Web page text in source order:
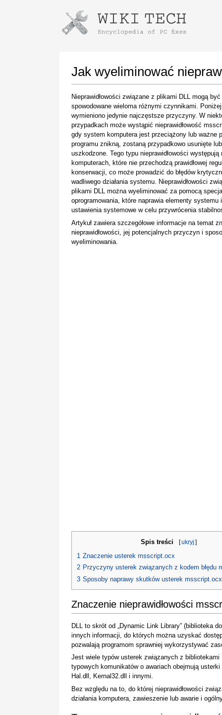
Jak wyeliminować
Nieprawidłowości związane z plikami DLL mogą być
spowodowane wieloma różnymi czynnikami. Poniżej
wymieniono jedynie najczęstsze przyczyny. W
przypadkach może wystąpić nieprawidłowość
gdy system komputera jest przeciążony lub ważne
programu znikną, zostaną przypadkowo usunięte lub
uszkodzone. Tego typu nieprawidłowości występują
komputerach, które nie przechodzą prawidłowej
konserwacji, co może prowadzić do błędów
wadliwego działania systemu. Nieprawidłowości
plikami DLL można wyeliminować za pomocą
oprogramowania, które naprawia elementy systemu
ustawienia systemowe w celu przywrócenia
Artykuł zawiera szczegółowe informacje na temat
nieprawidłowości, jej potencjalnych przyczyn i
wyeliminowania.
Spis treści [ukryj ]
1 Znaczenie usterek msscript.ocx
2 Przyczyny usterek związanych z kodem błędu
3 Sposoby naprawy skutków usterek msscript.ocx
Znaczenie nieprawidłowości
DLL to skrót od „Dynamic Link Library” (biblioteka
innych informacji, do których można uzyskać
pozwalają programom sprawniej wykorzystywać
Jest wiele typów usterek związanych z
typowych komunikatów o awariach obejmują
Hal.dll, Kernal32.dll i innymi.
Bez względu na to, do której nieprawidłowości
działania komputera, zawieszenie lub awarie i
Instructions for downloading using
Once the download is complete, click on the
downloaded file link